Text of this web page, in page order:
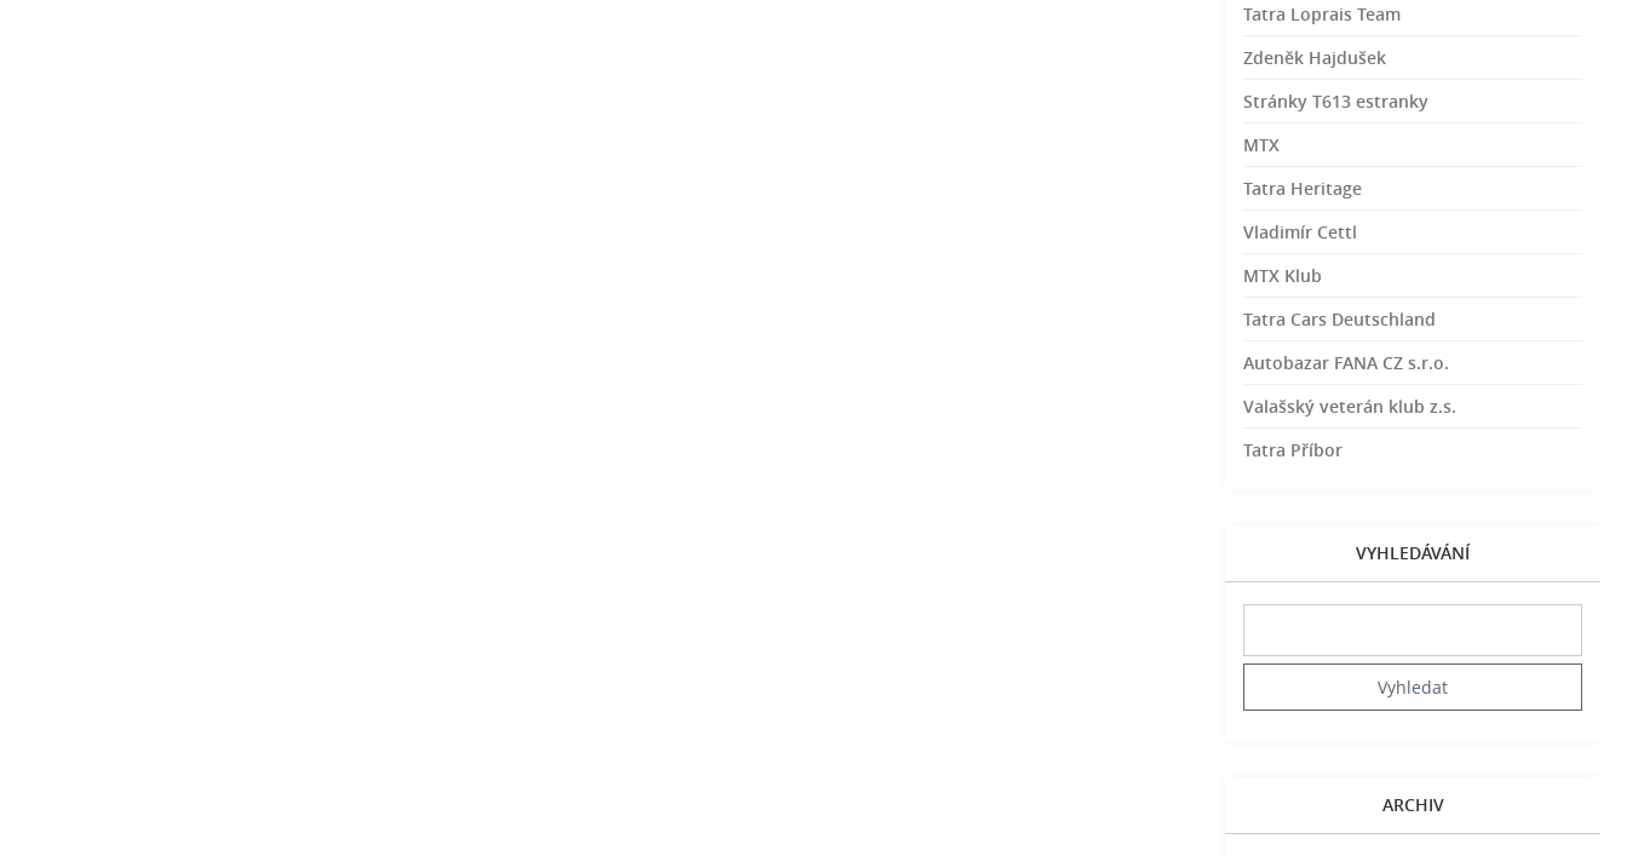
Tatra Loprais Team
Zdeněk Hajdušek
Stránky T613 estranky
MTX
Tatra Heritage
Vladimír Cettl
MTX Klub
Tatra Cars Deutschland
Autobazar FANA CZ s.r.o.
Valašský veterán klub z.s.
Tatra Příbor
VYHLEDÁVÁNÍ
ARCHIV